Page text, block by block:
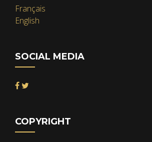
Français
English
SOCIAL MEDIA
COPYRIGHT